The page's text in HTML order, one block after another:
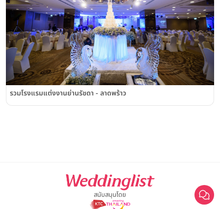
รวมโรงแรมแต่งงานย่านรัชดา - ลาดพร้าว
สนับสนุนโดย